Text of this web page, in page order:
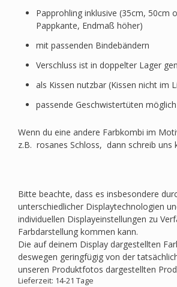
Papprohling inklusive (35cm, 50cm
Pappkante, Endmaß höher)
mit passenden Bindebändern
Verschluss ist in doppelter Lager
als Kissen nutzbar (Kissen nicht im
passende Geschwistertüten möglich
Wenn du eine andere Farbkombi im
z.B. rosanes Schloss, dann schreib uns
Bitte beachte, dass es insbesondere
unterschiedlicher Displaytechnologien
individuellen Displayeinstellungen zu
Farbdarstellung kommen kann.
Die auf deinem Display dargestellten
deswegen geringfügig von der
unseren Produktfotos dargestellten
Lieferzeit: 14-21 Tage